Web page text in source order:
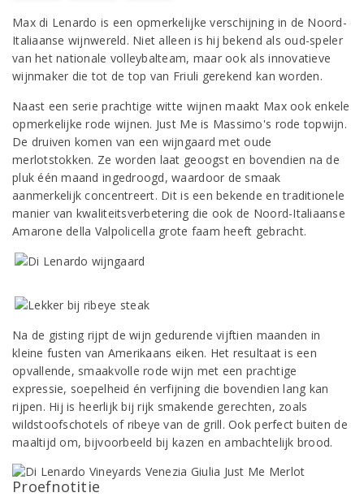
Max di Lenardo is een opmerkelijke verschijning in de Noord-
Italiaanse wijnwereld. Niet alleen is hij bekend als oud-speler
van het nationale volleybalteam, maar ook als innovatieve
wijnmaker die tot de top van Friuli gerekend kan worden.
Naast een serie prachtige witte wijnen maakt Max ook enkele
opmerkelijke rode wijnen. Just Me is Massimo's rode topwijn.
De druiven komen van een wijngaard met oude
merlotstokken. Ze worden laat geoogst en bovendien na de
pluk één maand ingedroogd, waardoor de smaak
aanmerkelijk concentreert. Dit is een bekende en traditionele
manier van kwaliteitsverbetering die ook de Noord-Italiaanse
Amarone della Valpolicella grote faam heeft gebracht.
Na de gisting rijpt de wijn gedurende vijftien maanden in
kleine fusten van Amerikaans eiken. Het resultaat is een
opvallende, smaakvolle rode wijn met een prachtige
expressie, soepelheid én verfijning die bovendien lang kan
rijpen. Hij is heerlijk bij rijk smakende gerechten, zoals
wildstoofschotels of ribeye van de grill. Ook perfect buiten de
maaltijd om, bijvoorbeeld bij kazen en ambachtelijk brood.
Proefnotitie